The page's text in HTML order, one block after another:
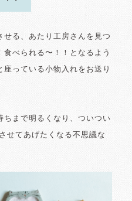
る、あたり工房さんを見つ
べられる〜！！となるよう
っている小物入れをお送り
ちまで明るくなり、ついつい
せてあげたくなる不思議な